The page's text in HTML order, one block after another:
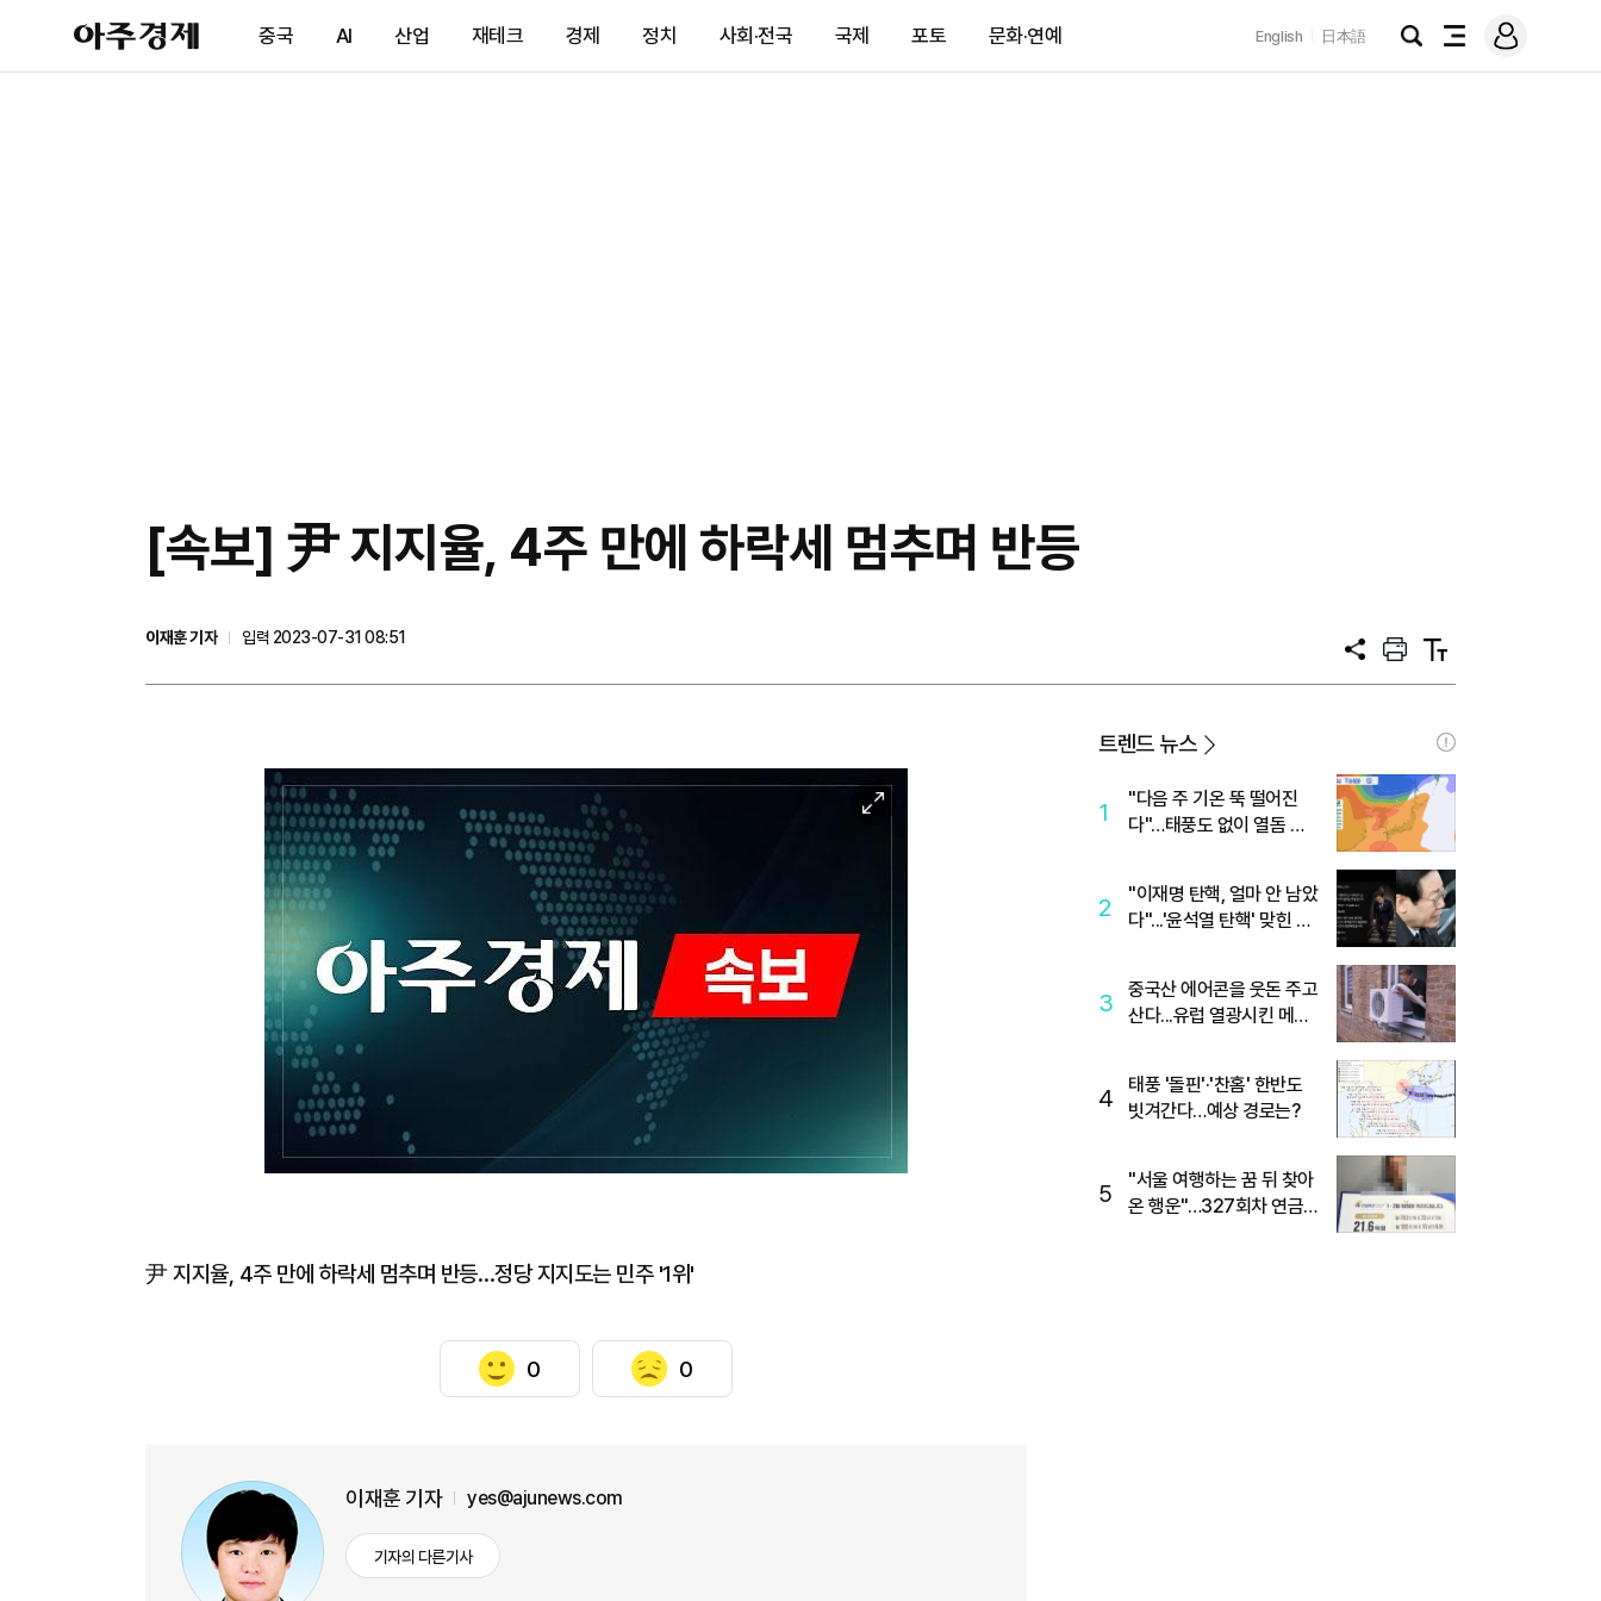
아
주
제
중국 AI 산업 재테크 경제 정치 사회·전국 국제 포토 문화·연예 English 日本語
검
전
메
그
[속보] 尹 지지율, 4주 만에 하락세 멈추며 반등
이재훈 기자
입력 2023-07-31 08:51
공
프
트
텍
트
대
尹 지지율, 4주 만에 하락세 멈추며 반등…정당 지지도는 민주 '1위'
0 0
이재훈 기자 yes@ajunews.com
기자의 다른기사
트렌드 뉴스
1
"다음 주 기온 뚝 떨어진
다"…태풍도 없이 열돔 박
2
"이재명 탄핵, 얼마 안 남았
다"...'윤석열 탄핵' 맞힌 무
3
중국산 에어콘을 웃돈 주고
산다...유럽 열광시킨 메이
4
태풍 '돌핀'·'찬홈' 한반도
빗겨간다…예상 경로는?
5
"서울 여행하는 꿈 뒤 찾아
온 행운"…327회차 연금